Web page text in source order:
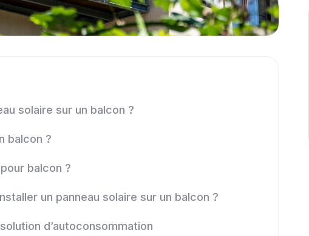
solaire sur un balcon ?
balcon ?
balcon ?
un panneau solaire sur un balcon ?
d’autoconsommation